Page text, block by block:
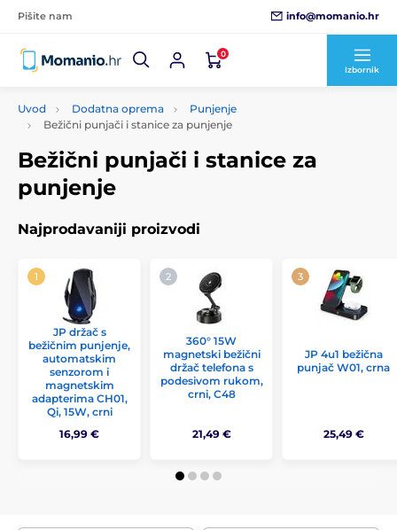
Pišite nam info@momanio.hr
0
Izbornik
Uvod Dodatna oprema
Punjenje
Bežični punjači i stanice za punjenje
Bežični punjači i stanice za
punjenje
Najprodavaniji proizvodi
JP držač s
bežičnim punjenje,
automatskim
senzorom i
magnetskim
adapterima CH01,
Qi, 15W, crni
16,99 €
360° 15W
magnetski bežični
držač telefona s
podesivom rukom,
crni, C48
21,49 €
JP 4u1 bežična
punjač W01, crna
25,49 €